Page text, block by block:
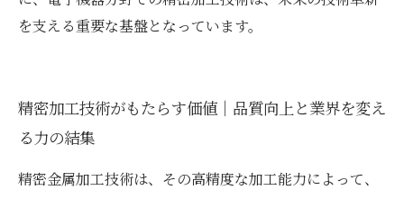
を支える重要な基盤となっています。
精密加工技術がもたらす価値｜品質向上と業界を変え
る力の結集
精密金属加工技術は、その高精度な加工能力によって、